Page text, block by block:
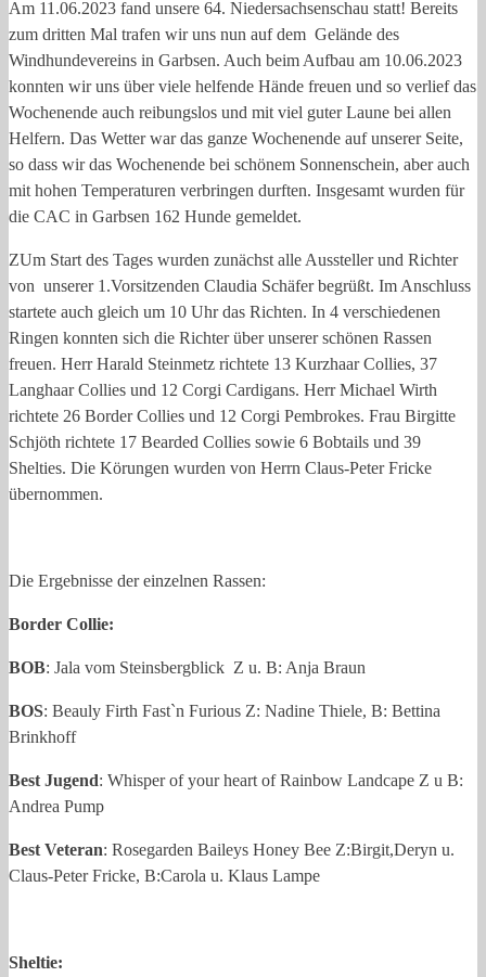
Am 11.06.2023 fand unsere 64. Niedersachsenschau statt! Bereits
zum dritten Mal trafen wir uns nun auf dem Gelände des
Windhundevereins in Garbsen. Auch beim Aufbau am 10.06.2023
konnten wir uns über viele helfende Hände freuen und so verlief das
Wochenende auch reibungslos und mit viel guter Laune bei allen
Helfern. Das Wetter war das ganze Wochenende auf unserer Seite,
so dass wir das Wochenende bei schönem Sonnenschein, aber auch
mit hohen Temperaturen verbringen durften. Insgesamt wurden für
die CAC in Garbsen 162 Hunde gemeldet.
ZUm Start des Tages wurden zunächst alle Aussteller und Richter
von unserer 1.Vorsitzenden Claudia Schäfer begrüßt. Im Anschluss
startete auch gleich um 10 Uhr das Richten. In 4 verschiedenen
Ringen konnten sich die Richter über unserer schönen Rassen
freuen. Herr Harald Steinmetz richtete 13 Kurzhaar Collies, 37
Langhaar Collies und 12 Corgi Cardigans. Herr Michael Wirth
richtete 26 Border Collies und 12 Corgi Pembrokes. Frau Birgitte
Schjöth richtete 17 Bearded Collies sowie 6 Bobtails und 39
Shelties. Die Körungen wurden von Herrn Claus-Peter Fricke
übernommen.
Die Ergebnisse der einzelnen Rassen:
Border Collie:
BOB: Jala vom Steinsbergblick Z u. B: Anja Braun
BOS: Beauly Firth Fast`n Furious Z: Nadine Thiele, B: Bettina
Brinkhoff
Best Jugend: Whisper of your heart of Rainbow Landcape Z u B:
Andrea Pump
Best Veteran: Rosegarden Baileys Honey Bee Z:Birgit,Deryn u.
Claus-Peter Fricke, B:Carola u. Klaus Lampe
Sheltie: